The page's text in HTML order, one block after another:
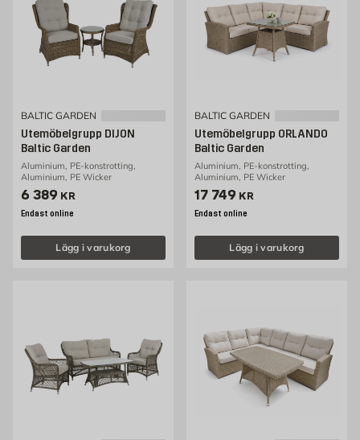
BALTIC GARDEN
Utemöbelgrupp DIJON
Baltic Garden
Aluminium, PE-konstrotting,
Aluminium, PE Wicker
Pris 6389 kr
6 389 KR
Endast online
Lägg i varukorg
BALTIC GARDEN
Utemöbelgrupp ORLANDO
Baltic Garden
Aluminium, PE-konstrotting,
Aluminium, PE Wicker
Pris 17749 kr
17 749 KR
Endast online
Lägg i varukorg